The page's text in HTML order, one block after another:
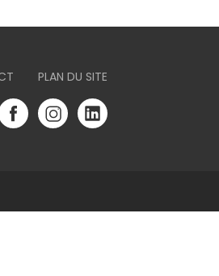
PLAN DU SITE